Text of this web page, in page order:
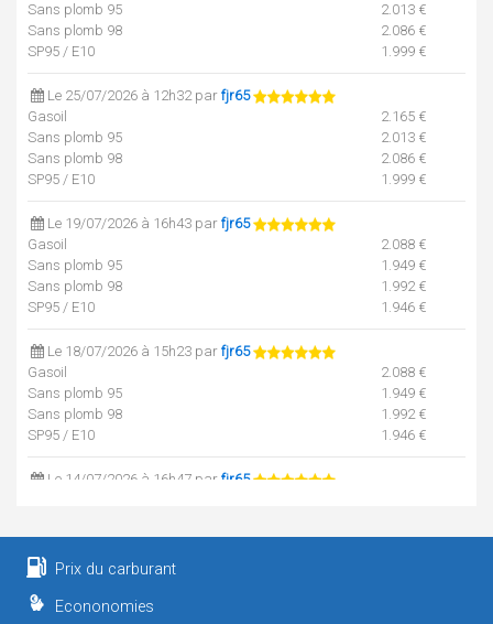
Sans plomb 95
2.013 €
Sans plomb 98
2.086 €
SP95 / E10
1.999 €
Le 25/07/2026 à 12h32 parfjr65
Gasoil
2.165 €
Sans plomb 95
2.013 €
Sans plomb 98
2.086 €
SP95 / E10
1.999 €
Le 19/07/2026 à 16h43 parfjr65
Gasoil
2.088 €
Sans plomb 95
1.949 €
Sans plomb 98
1.992 €
SP95 / E10
1.946 €
Le 18/07/2026 à 15h23 parfjr65
Gasoil
2.088 €
Sans plomb 95
1.949 €
Sans plomb 98
1.992 €
SP95 / E10
1.946 €
Le 14/07/2026 à 16h47 parfjr65
Sans plomb 98
1.994 €
SP95 / E10
Le 13/07/2026 à 10h39 par
Prix du carburant
Econonomies